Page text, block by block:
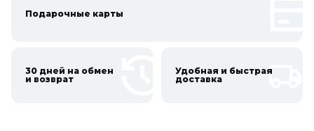
Подарочные карты
30 дней на обмен
и возврат
Удобная и быстрая
доставка